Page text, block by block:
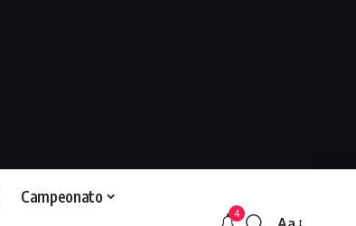
Campeonato
4